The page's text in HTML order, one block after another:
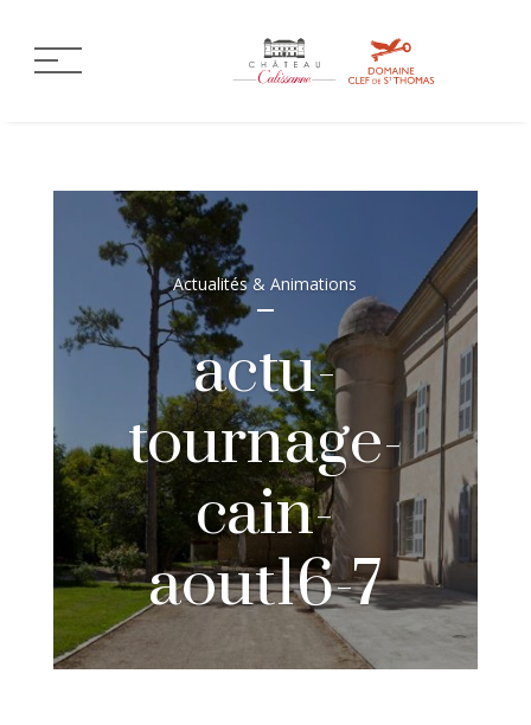
Actualités & Animations
actu-
tournage-
cain-
aout16-7